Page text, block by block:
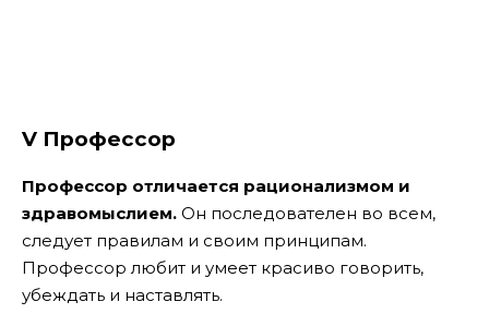
V Профессор
Профессор отличается рационализмом и
здравомыслием. Он последователен во всем,
следует правилам и своим принципам.
Профессор любит и умеет красиво говорить,
убеждать и наставлять.